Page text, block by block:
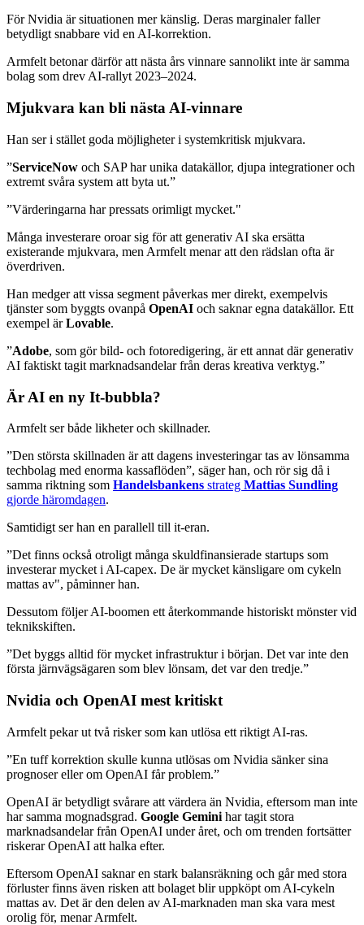
För Nvidia är situationen mer känslig. Deras marginaler faller
betydligt snabbare vid en AI-korrektion.
Armfelt betonar därför att nästa års vinnare sannolikt inte är samma
bolag som drev AI-rallyt 2023–2024.
Mjukvara kan bli nästa AI-vinnare
Han ser i stället goda möjligheter i systemkritisk mjukvara.
”ServiceNow och SAP har unika datakällor, djupa integrationer och
extremt svåra system att byta ut.”
”Värderingarna har pressats orimligt mycket."
Många investerare oroar sig för att generativ AI ska ersätta
existerande mjukvara, men Armfelt menar att den rädslan ofta är
överdriven.
Han medger att vissa segment påverkas mer direkt, exempelvis
tjänster som byggts ovanpå OpenAI och saknar egna datakällor. Ett
exempel ärLovable.
”Adobe, som gör bild- och fotoredigering, är ett annat där generativ
AI faktiskt tagit marknadsandelar från deras kreativa verktyg.”
Är AI en ny It-bubbla?
Armfelt ser både likheter och skillnader.
”Den största skillnaden är att dagens investeringar tas av lönsamma
techbolag med enorma kassaflöden”, säger han, och rör sig då i
samma riktning som Handelsbankens strateg Mattias Sundling
gjorde häromdagen.
Samtidigt ser han en parallell till it-eran.
”Det finns också otroligt många skuldfinansierade startups som
investerar mycket i AI-capex. De är mycket känsligare om cykeln
mattas av", påminner han.
Dessutom följer AI-boomen ett återkommande historiskt mönster vid
teknikskiften.
”Det byggs alltid för mycket infrastruktur i början. Det var inte den
första järnvägsägaren som blev lönsam, det var den tredje.”
Nvidia och OpenAI mest kritiskt
Armfelt pekar ut två risker som kan utlösa ett riktigt AI-ras.
”En tuff korrektion skulle kunna utlösas om Nvidia sänker sina
prognoser eller om OpenAI får problem.”
OpenAI är betydligt svårare att värdera än Nvidia, eftersom man inte
har samma mognadsgrad. Google Gemini har tagit stora
marknadsandelar från OpenAI under året, och om trenden fortsätter
riskerar OpenAI att halka efter.
Eftersom OpenAI saknar en stark balansräkning och går med stora
förluster finns även risken att bolaget blir uppköpt om AI-cykeln
mattas av. Det är den delen av AI-marknaden man ska vara mest
orolig för, menar Armfelt.